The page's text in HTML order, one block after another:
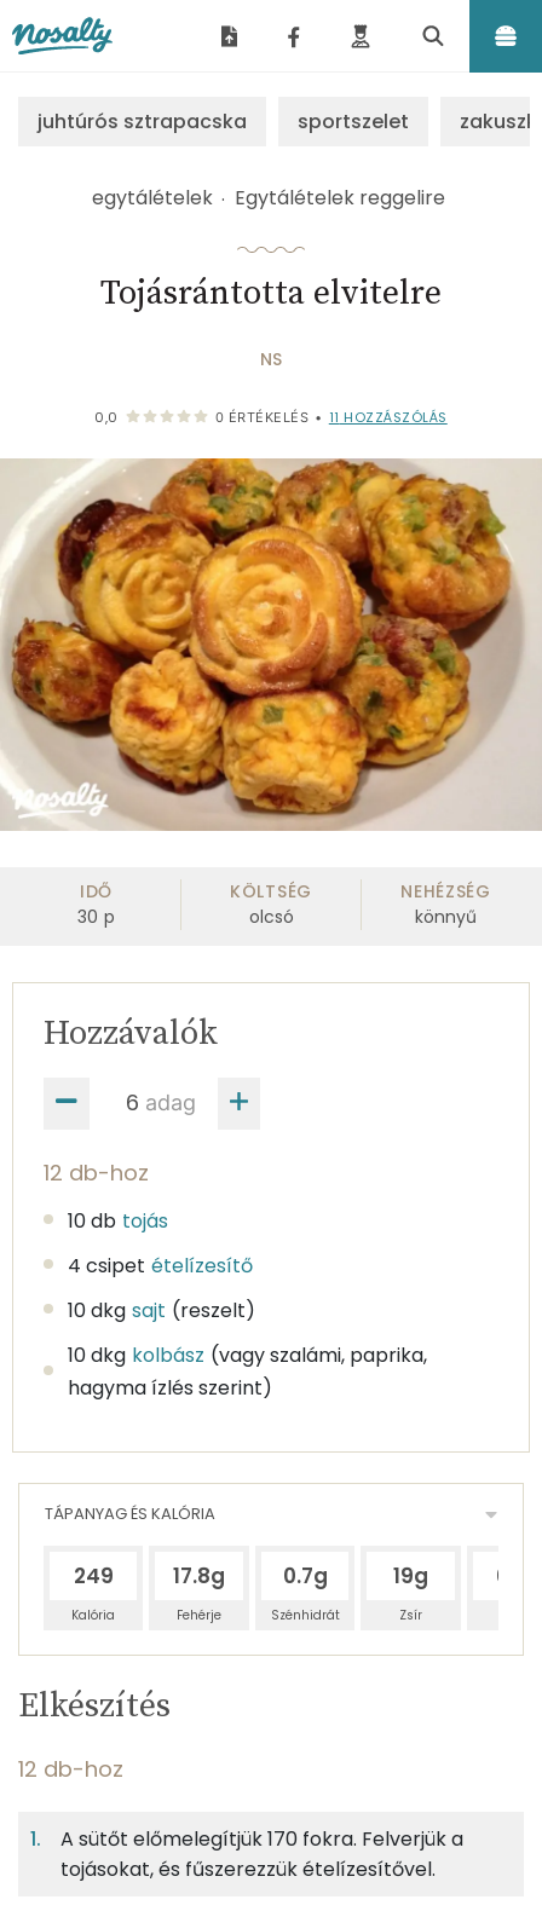
juhtúrós sztrapacska sportszelet
egytálételek Egytálételek reggelire
Tojásrántotta elvitelre
NS
0,0 0 ÉRTÉKELÉS • 11 HOZZÁSZÓLÁS
IDŐ
30 p
KÖLTSÉG
olcsó
NEHÉZSÉG
könnyű
adag
Hozzávalók
12 db-hoz
10 db tojás
4 csipet ételízesítő
10 dkg sajt (reszelt)
10 dkg kolbász (vagy szalámi, paprika,
hagyma ízlés szerint)
TÁPANYAG ÉS KALÓRIA
249
Kalória
17.8g
Fehérje
0.7g
Szénhidrát
19g
Zsír
69g
Egy
adagban
17%
12 db-hoz
TÁPANYAGTARTALOM
17%
1%
18%
64%
Elkészítés
12 db-hoz
A sütőt előmelegítjük 170 fokra. Felverjük a
tojásokat, és fűszerezzük ételízesítővel.